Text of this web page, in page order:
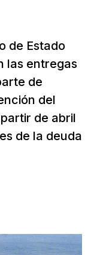
de Estado
las entregas
de
del
de abril
de la deuda